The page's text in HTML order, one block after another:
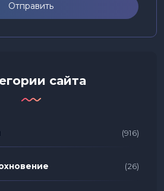
Отправить
сайта
(916)
(26)